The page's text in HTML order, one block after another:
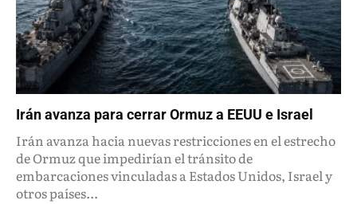
Irán avanza para cerrar Ormuz a EEUU e Israel
Irán avanza hacia nuevas restricciones en el estrecho
de Ormuz que impedirían el tránsito de
embarcaciones vinculadas a Estados Unidos, Israel y
otros países...